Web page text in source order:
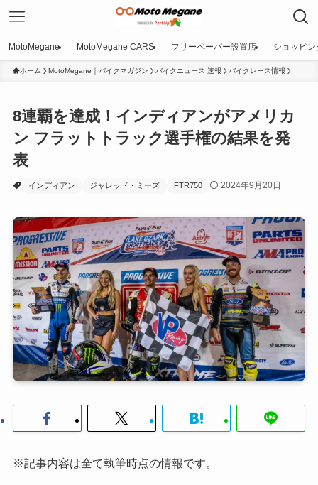
MotoMegane MotoMegane CARS フリーペーパー設置店 ショッピン
ホーム MotoMegane｜バイクマガジン バイクニュース 速報 バイクレース情報
8連覇を達成！インディアンがアメリカ
ン フラットトラック選手権の結果を発
表
インディアン ジャレッド・ミーズ FTR750 2024年9月20日
※記事内容は全て執筆時点の情報です。